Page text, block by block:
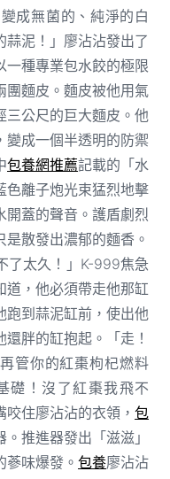
成無菌的、純淨的白
泥！」廖沾沾發出了
一種專業包水餃的極限
團麵皮。麵皮被他用氣
三公尺的巨大麵皮。他
變成一個半透明的防禦
包養網推薦記載的「水
色離子炮光束猛烈地擊
開蓋的聲音。護盾劇烈
散發出濃郁的麵香。
了太久！」K-999焦急
道，他必須帶走他那缸
跑到蒜泥缸前，使出他
胖的缸抱起。「走！
管你的紅棗枸杞燃料
礎！沒了紅棗我飛不
咬住廖沾沾的衣領，包
推進器發出「滋滋」
蔘味爆發。包養廖沾沾